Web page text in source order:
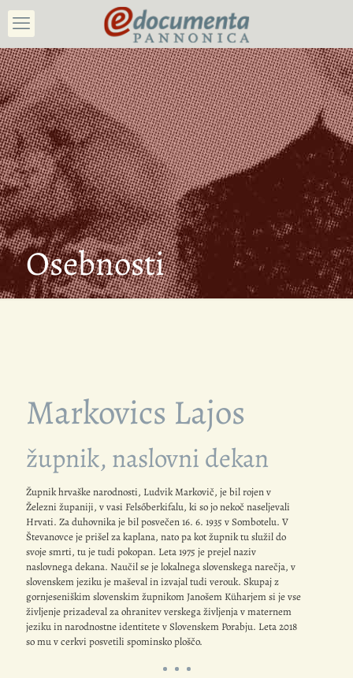
Osebnosti
Markovics Lajos
župnik, naslovni dekan
Župnik hrvaške narodnosti, Ludvik Markovič, je bil rojen v
Železni županiji, v vasi Felsőberkifalu, ki so jo nekoč naseljevali
Hrvati. Za duhovnika je bil posvečen 16. 6. 1935 v Sombotelu. V
Števanovce je prišel za kaplana, nato pa kot župnik tu služil do
svoje smrti, tu je tudi pokopan. Leta 1975 je prejel naziv
naslovnega dekana. Naučil se je lokalnega slovenskega narečja, v
slovenskem jeziku je maševal in izvajal tudi verouk. Skupaj z
gornjeseniškim slovenskim župnikom Janošem Küharjem si je vse
življenje prizadeval za ohranitev verskega življenja v maternem
jeziku in narodnostne identitete v Slovenskem Porabju. Leta 2018
so mu v cerkvi posvetili spominsko ploščo.